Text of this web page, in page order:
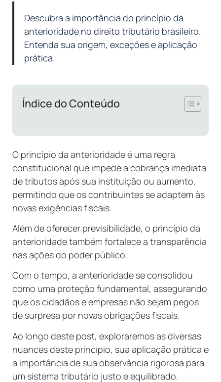
Descubra a importância do princípio da
anterioridade no direito tributário brasileiro.
Entenda sua origem, exceções e aplicação
prática.
Índice do Conteúdo
O princípio da anterioridade é uma regra
constitucional que impede a cobrança imediata
de tributos após sua instituição ou aumento,
permitindo que os contribuintes se adaptem às
novas exigências fiscais.
Além de oferecer previsibilidade, o princípio da
anterioridade também fortalece a transparência
nas ações do poder público.
Com o tempo, a anterioridade se consolidou
como uma proteção fundamental, assegurando
que os cidadãos e empresas não sejam pegos
de surpresa por novas obrigações fiscais.
Ao longo deste post, exploraremos as diversas
nuances deste princípio, sua aplicação prática e
a importância de sua observância rigorosa para
um sistema tributário justo e equilibrado.